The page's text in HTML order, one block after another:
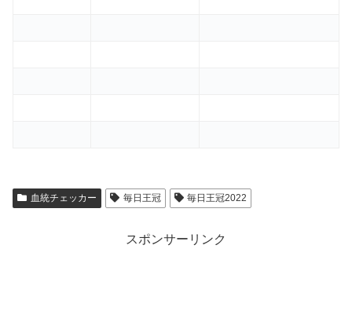
血統チェッカー 毎日王冠 毎日王冠2022
スポンサーリンク